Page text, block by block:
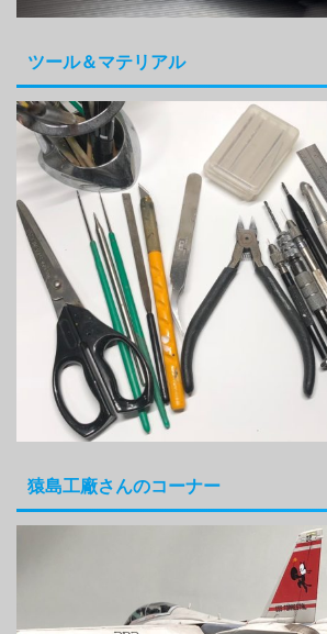
ツール＆マテリアル
猿島工廠さんのコーナー